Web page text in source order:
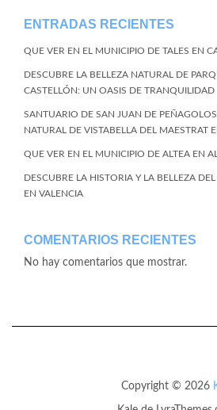
ENTRADAS RECIENTES
QUE VER EN EL MUNICIPIO DE TALES EN
DESCUBRE LA BELLEZA NATURAL DE
CASTELLÓN: UN OASIS DE TRANQUILIDAD
SANTUARIO DE SAN JUAN DE
NATURAL DE VISTABELLA DEL MAESTRAT
QUE VER EN EL MUNICIPIO DE ALTEA EN
DESCUBRE LA HISTORIA Y LA BELLEZA
EN VALENCIA
COMENTARIOS RECIENTES
No hay comentarios que mostrar.
Copyright © 2026